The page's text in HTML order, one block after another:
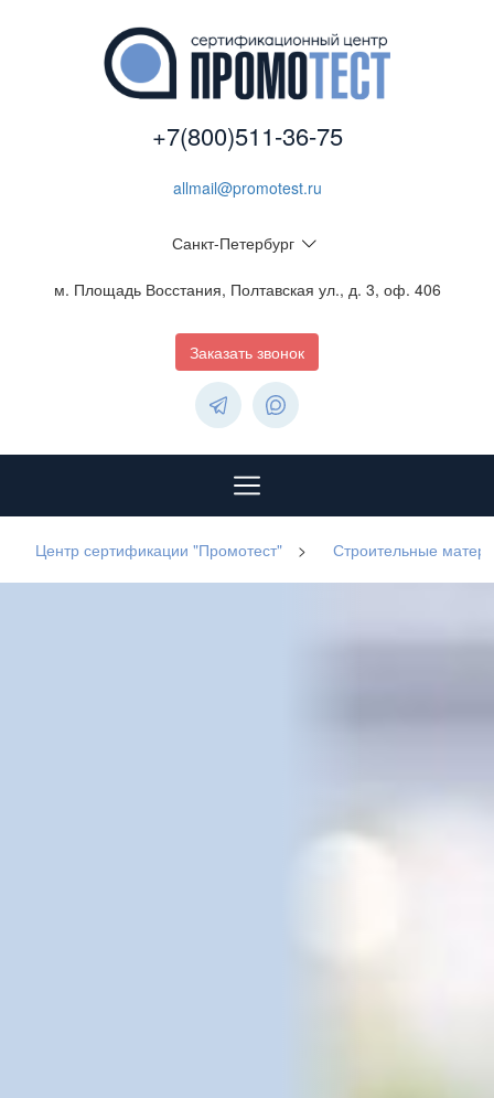
+7(800)511-36-75
allmail@promotest.ru
Санкт-Петербург
м. Площадь Восстания, Полтавская ул., д. 3, оф. 406
Заказать звонок
Центр сертификации "Промотест" > Строительные